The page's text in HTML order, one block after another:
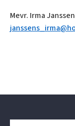
Mevr. Irma